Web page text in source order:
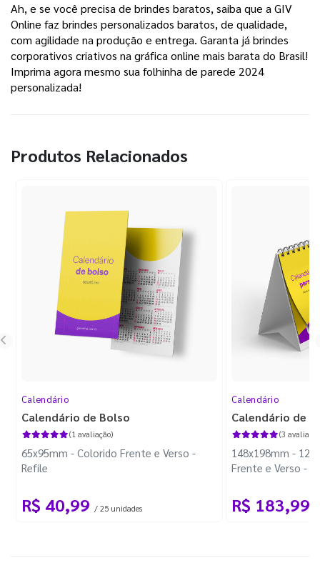
Ah, e se você precisa de brindes baratos, saiba que a GIV
Online faz brindes personalizados baratos, de qualidade,
com agilidade na produção e entrega. Garanta já brindes
corporativos criativos na gráfica online mais barata do Brasil!
Imprima agora mesmo sua folhinha de parede 2024
personalizada!
Produtos Relacionados
Calendário
Calendário de Bolso
(1 avaliação)
65x95mm - Colorido Frente e Verso -
Refile
R$ 40,99 / 25 unidades
Calendário
Calendário de
(3
148x198mm - 12
Frente e Verso -
R$ 183,99